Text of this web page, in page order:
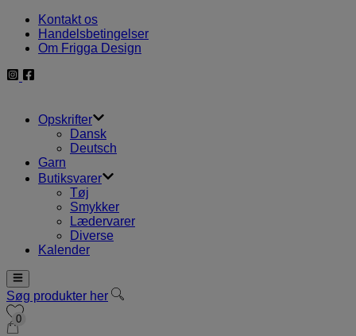
Hop
indholdet
Kontakt os
Handelsbetingelser
Om Frigga Design
Opskrifter
Dansk
Deutsch
Garn
Butiksvarer
Tøj
Smykker
Lædervarer
Diverse
Kalender
Søg produkter her
0
0